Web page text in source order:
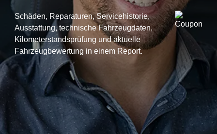
Schäden, Reparaturen, Servicehistorie,
Ausstattung, technische Fahrzeugdaten,
Kilometerstandsprüfung und aktuelle
Fahrzeugbewertung in einem Report.